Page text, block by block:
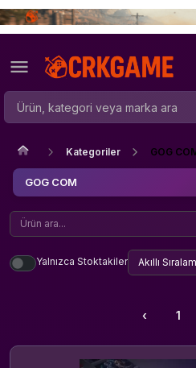
Kategoriler GOG
GOG COM
Yalnızca Stoktakiler
‹ 1